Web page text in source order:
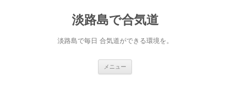
淡路島で合気道
淡路島で毎日 合気道ができる環境を。
メニュー